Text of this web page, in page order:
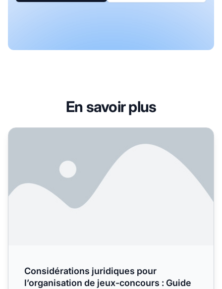
En savoir plus
Considérations juridiques pour l’organisation de jeux-
Considérations juridiques pour
l’organisation de jeux-concours : Guide